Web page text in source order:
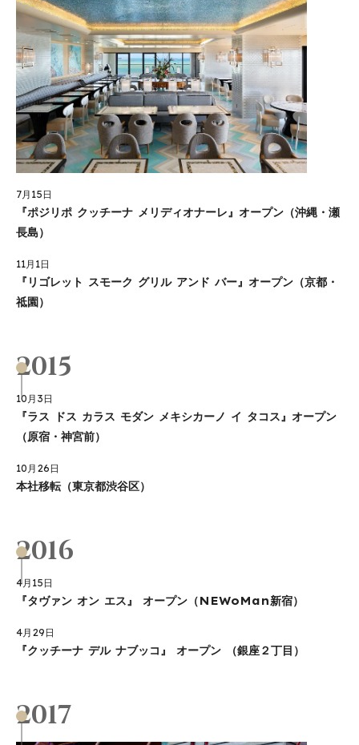
7月15日
『ポジリポ クッチーナ メリディオナーレ』オープン（沖縄・瀬
長島）
11月1日
『リゴレット スモーク グリル アンド バー』オープン（京都・
祗園）
2015
10月3日
『ラス ドス カラス モダン メキシカーノ イ タコス』オープン
（原宿・神宮前）
10月26日
本社移転（東京都渋谷区）
2016
4月15日
『タヴァン オン エス』 オープン（NEWoMan新宿）
4月29日
『クッチーナ デル ナブッコ』 オープン （銀座２丁目）
2017